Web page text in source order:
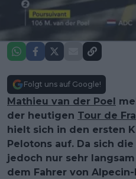
Folgt uns auf Google!
Mathieu van der Poel
der heutigen Tour de
hielt sich in den ersten
Pelotons auf. Da sich
jedoch nur sehr
dem Fahrer von